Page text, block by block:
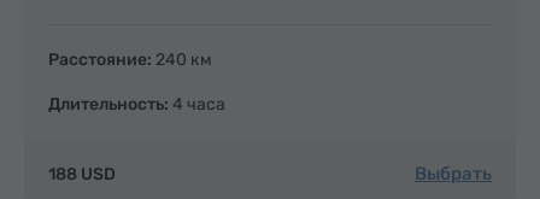
Расстояние: 240 км
Длительность: 4 часа
188 USD Выбрать